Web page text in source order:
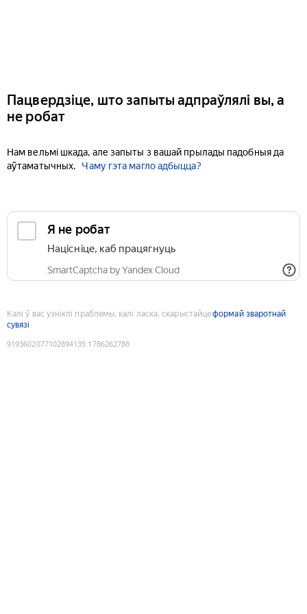
Пацвердзіце, што запыты адпраўлялі вы, а
не робат
Нам вельмі шкада, але запыты з вашай прылады падобныя да
аўтаматычных.
Чаму гэта магло адбыцца?
Я не робат
Націсніце, каб працягнуць
SmartCaptcha by Yandex Cloud
Калі ў вас узніклі праблемы, калі ласка, скарыстайцеформай зваротнай
сувязі
9193602077102894135:1786262788